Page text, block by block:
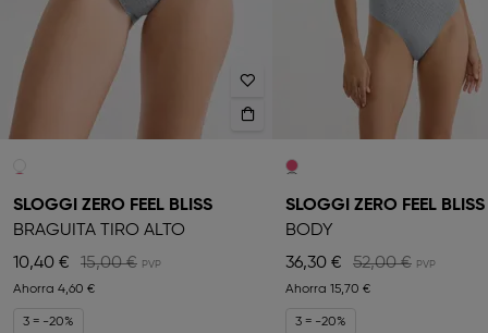
SLOGGI ZERO FEEL BLISS
BRAGUITA TIRO ALTO
10,40 €
15,00 €
Ahorra 4,60 €
3 = -20%
SLOGGI ZERO FEEL BLISS
BODY
36,30 €
52,00 €
Ahorra 15,70 €
3 = -20%